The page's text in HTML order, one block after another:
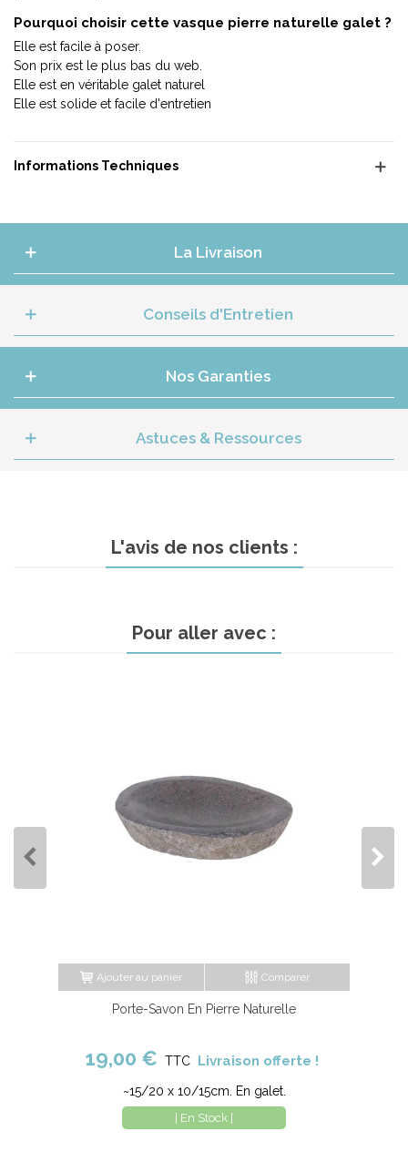
Pourquoi choisir cette vasque pierre naturelle galet ?
Elle est facile à poser.
Son prix est le plus bas du web.
Elle est en véritable galet naturel
Elle est solide et facile d'entretien
Informations Techniques
La Livraison
Conseils d'Entretien
Nos Garanties
Astuces & Ressources
L'avis de nos clients :
Pour aller avec :
Ajouter au panier Comparer
Porte-Savon En Pierre Naturelle
19,00 € TTC Livraison offerte !
~15/20 x 10/15cm. En galet.
| En Stock |